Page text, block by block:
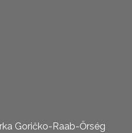
Goričko-Raab-Őrség